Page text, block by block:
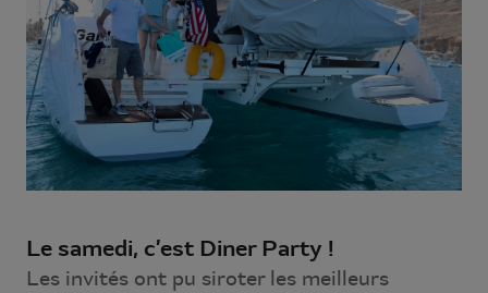
Le samedi, c’est Diner Party !
Les invités ont pu siroter les meilleurs